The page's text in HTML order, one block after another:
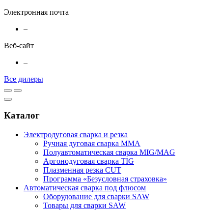
Электронная почта
–
Веб-сайт
–
Все дилеры
Каталог
Электродуговая сварка и резка
Ручная дуговая сварка MMA
Полуавтоматическая сварка MIG/MAG
Аргонодуговая сварка TIG
Плазменная резка CUT
Программа «Безусловная страховка»
Автоматическая сварка под флюсом
Оборудование для сварки SAW
Товары для сварки SAW